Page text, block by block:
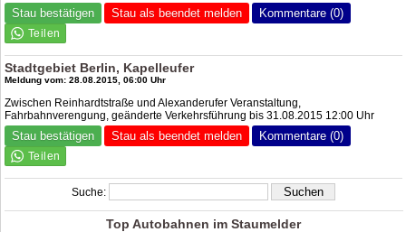
Stau bestätigen Stau als beendet melden Kommentare (0)
Stadtgebiet Berlin, Kapelleufer
Meldung vom: 28.08.2015, 06:00 Uhr
Zwischen Reinhardtstraße und Alexanderufer Veranstaltung,
Fahrbahnverengung, geänderte Verkehrsführung bis 31.08.2015 12:00 Uhr
Stau bestätigen Stau als beendet melden Kommentare (0)
Suche:
Top Autobahnen im Staumelder